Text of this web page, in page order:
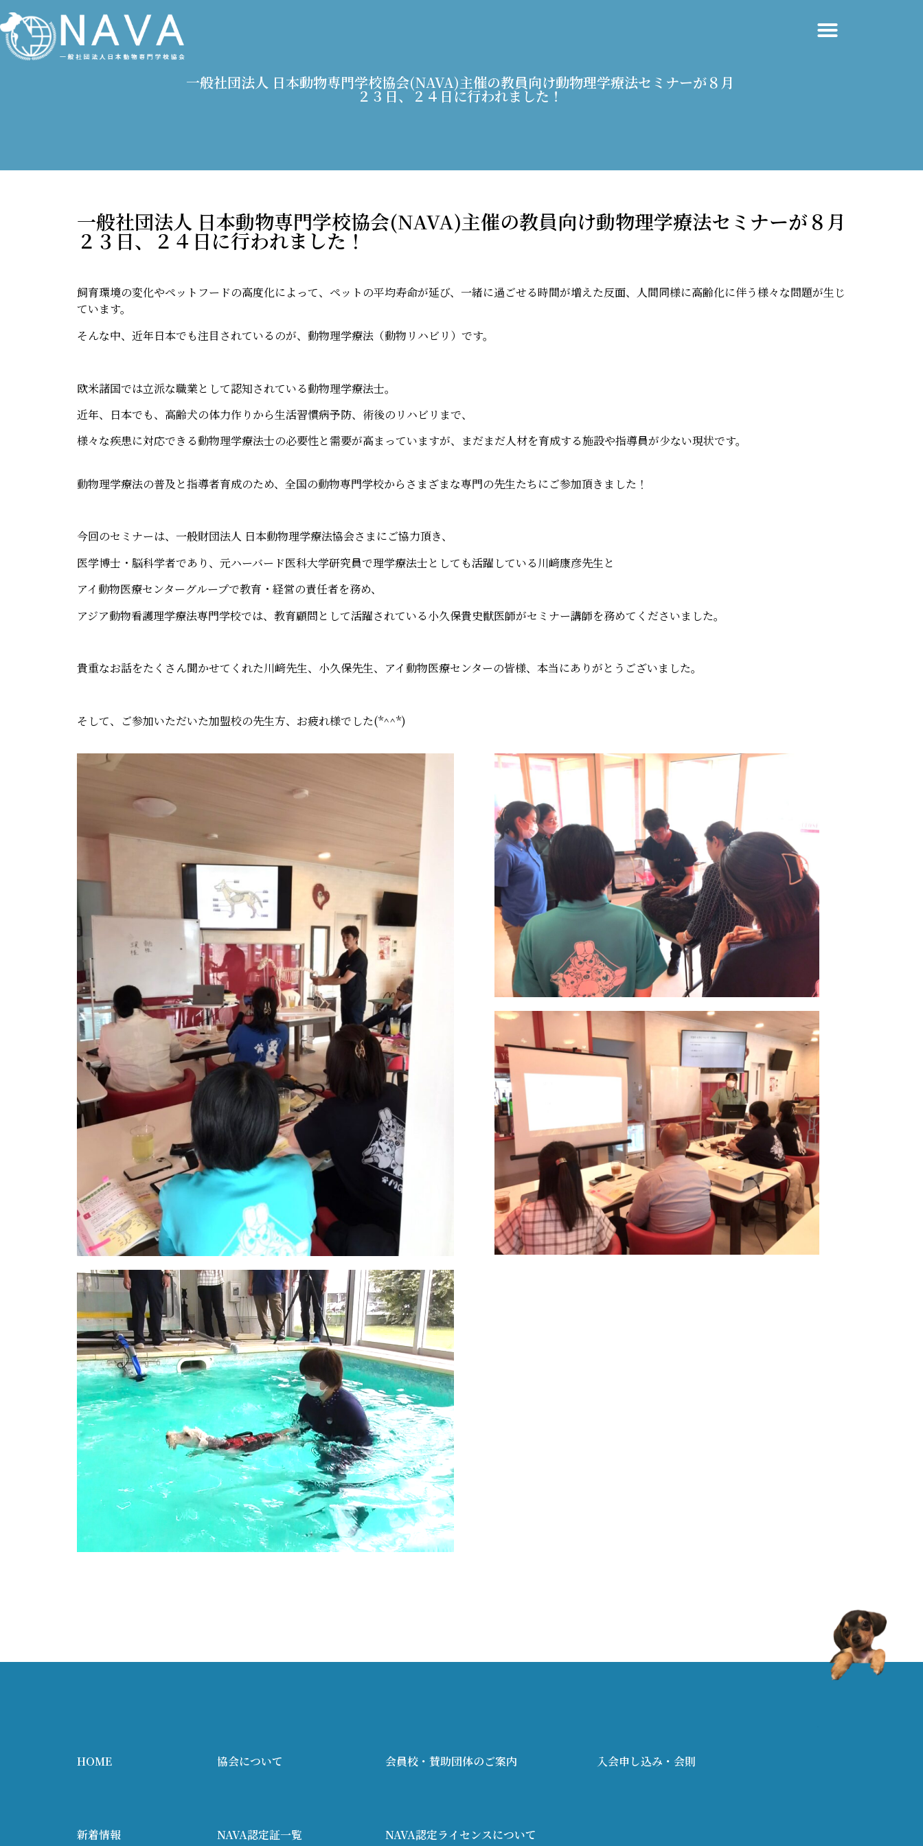
一般社団法人 日本動物専門学校協会(NAVA)主催の教員向け動物理学療法セミナーが８月
２３日、２４日に行われました！
一般社団法人 日本動物専門学校協会(NAVA)主催の教員向け動物理学療法セミナーが８月
２３日、２４日に行われました！
飼育環境の変化やペットフードの高度化によって、ペットの平均寿命が延び、一緒に過ごせる時間が増えた反面、人間同様に高齢化に伴う様々な問題が生じ
ています。
そんな中、近年日本でも注目されているのが、動物理学療法（動物リハビリ）です。
欧米諸国では立派な職業として認知されている動物理学療法士。
近年、日本でも、高齢犬の体力作りから生活習慣病予防、術後のリハビリまで、
様々な疾患に対応できる動物理学療法士の必要性と需要が高まっていますが、まだまだ人材を育成する施設や指導員が少ない現状です。
動物理学療法の普及と指導者育成のため、全国の動物専門学校からさまざまな専門の先生たちにご参加頂きました！
今回のセミナーは、一般財団法人 日本動物理学療法協会さまにご協力頂き、
医学博士・脳科学者であり、元ハーバード医科大学研究員で理学療法士としても活躍している川﨑康彦先生と
アイ動物医療センターグループで教育・経営の責任者を務め、
アジア動物看護理学療法専門学校では、教育顧問として活躍されている小久保貴史獣医師がセミナー講師を務めてくださいました。
貴重なお話をたくさん聞かせてくれた川﨑先生、小久保先生、アイ動物医療センターの皆様、本当にありがとうございました。
そして、ご参加いただいた加盟校の先生方、お疲れ様でした(*^^*)
HOME
新着情報
協会について
NAVA認定証一覧
会員校・賛助団体のご案内
NAVA認定ライセンスについて
入会申し込み・会則